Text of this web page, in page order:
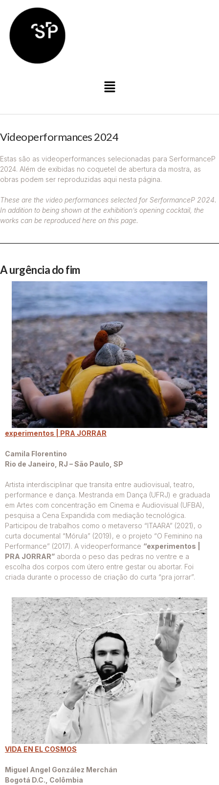
Videoperformances 2024
Estas são as videoperformances selecionadas para SerformanceP
2024. Além de exibidas no coquetel de abertura da mostra, as
obras podem ser reproduzidas aqui nesta página.
These are the video performances selected for SerformanceP 2024.
In addition to being shown at the exhibition’s opening cocktail, the
works can be reproduced here on this page.
A urgência do fim
experimentos | PRA JORRAR
Camila Florentino
Rio de Janeiro, RJ – São Paulo, SP
Artista interdisciplinar que transita entre audiovisual, teatro,
performance e dança. Mestranda em Dança (UFRJ) e graduada
em Artes com concentração em Cinema e Audiovisual (UFBA),
pesquisa a Cena Expandida com mediação tecnológica.
Participou de trabalhos como o metaverso “ITAARA” (2021), o
curta documental “Mórula” (2019), e o projeto “O Feminino na
Performance” (2017). A videoperformance “experimentos |
PRA JORRAR” aborda o peso das pedras no ventre e a
escolha dos corpos com útero entre gestar ou abortar. Foi
criada durante o processo de criação do curta “pra jorrar”.
VIDA EN EL COSMOS
Miguel Angel González Merchán
Bogotá D.C., Colômbia